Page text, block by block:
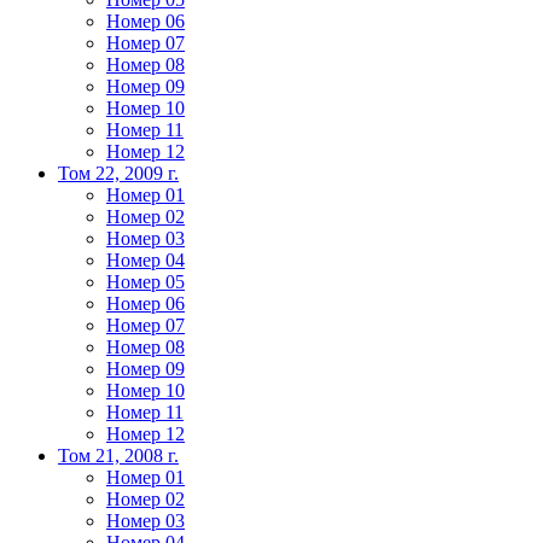
Номер 06
Номер 07
Номер 08
Номер 09
Номер 10
Номер 11
Номер 12
Том 22, 2009 г.
Номер 01
Номер 02
Номер 03
Номер 04
Номер 05
Номер 06
Номер 07
Номер 08
Номер 09
Номер 10
Номер 11
Номер 12
Том 21, 2008 г.
Номер 01
Номер 02
Номер 03